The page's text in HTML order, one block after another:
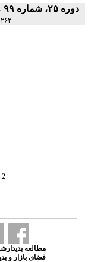
دوره ۲۵، شماره ۹۹ - ( ۱۱-۱۴۰۴ )
۲۶۲-۲۳۷
مطالعه
فضای بازار و